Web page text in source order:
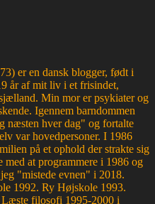
er en dansk blogger, født i
år af mit liv i et frisindet,
Min mor er psykiater og
Igennem barndommen
næsten hver dag" og fortalte
var hovedpersoner. I 1986
på et ophold der strakte sig
med at programmere i 1986 og
"mistede evnen" i 2018.
1992. Ry Højskole 1993.
filosofi 1995-2000 i